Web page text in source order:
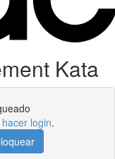
Kata
login.